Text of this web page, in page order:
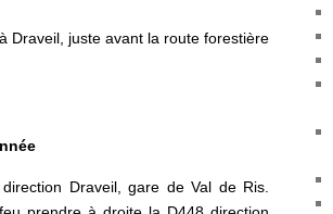
Draveil, juste avant la route forestière
Draveil, gare de Val de Ris.